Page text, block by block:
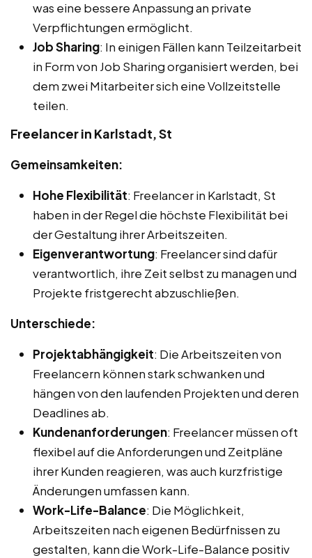
was eine bessere Anpassung an private
Verpflichtungen ermöglicht.
Job Sharing: In einigen Fällen kann Teilzeitarbeit
in Form von Job Sharing organisiert werden, bei
dem zwei Mitarbeiter sich eine Vollzeitstelle
teilen.
Freelancer in Karlstadt, St
Gemeinsamkeiten:
Hohe Flexibilität: Freelancer in Karlstadt, St
haben in der Regel die höchste Flexibilität bei
der Gestaltung ihrer Arbeitszeiten.
Eigenverantwortung: Freelancer sind dafür
verantwortlich, ihre Zeit selbst zu managen und
Projekte fristgerecht abzuschließen.
Unterschiede:
Projektabhängigkeit: Die Arbeitszeiten von
Freelancern können stark schwanken und
hängen von den laufenden Projekten und deren
Deadlines ab.
Kundenanforderungen: Freelancer müssen oft
flexibel auf die Anforderungen und Zeitpläne
ihrer Kunden reagieren, was auch kurzfristige
Änderungen umfassen kann.
Work-Life-Balance: Die Möglichkeit,
Arbeitszeiten nach eigenen Bedürfnissen zu
gestalten, kann die Work-Life-Balance positiv